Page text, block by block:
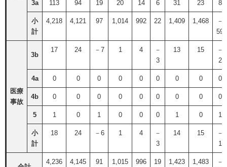
3a 113 94 19 20 14 6 31 23 8
小
計
4,218 4,121 97 1,014 992 22 1,409 1,468
－
59
医療
事故
3b
17 24 －7 1 4
－
3
13 15
－
2
4a 0 0 0 0 0 0 0 0 0
4b 0 0 0 0 0 0 0 0 0
5 1 0 1 0 0 0 1 0 1
小
計
18 24 －6 1 4
－
3
14 15
－
1
4,236 4,145 91 1,015 996 19 1,423 1,483
－